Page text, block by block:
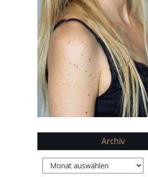
Archiv
Archiv